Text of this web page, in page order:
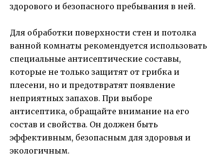
здорового и безопасного пребывания в ней.
Для обработки поверхности стен и потолка
ванной комнаты рекомендуется использовать
специальные антисептические составы,
которые не только защитят от грибка и
плесени, но и предотвратят появление
неприятных запахов. При выборе
антисептика, обращайте внимание на его
состав и свойства. Он должен быть
эффективным, безопасным для здоровья и
экологичным.